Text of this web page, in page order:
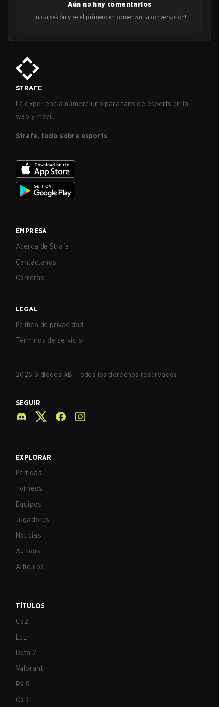
Aún no hay comentarios
¡Inicia sesión y sé el primero en comenzar la conversación!
STRAFE
La experiencia número uno para fans de esports en la
web y móvil.
Strafe, todo sobre esports
EMPRESA
Acerca de Strafe
Contáctanos
Carreras
LEGAL
Política de privacidad
Términos de servicio
2026 Sidledes AB. Todos los derechos reservados.
SEGUIR
EXPLORAR
Partidas
Torneos
Equipos
Jugadores
Noticias
Authors
Artículos
TÍTULOS
CS2
LoL
Dota 2
Valorant
R6:S
CoD